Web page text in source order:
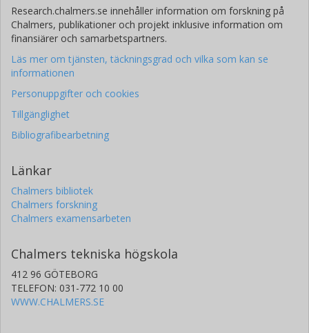
Research.chalmers.se innehåller information om forskning på
Chalmers, publikationer och projekt inklusive information om
finansiärer och samarbetspartners.
Läs mer om tjänsten, täckningsgrad och vilka som kan se
informationen
Personuppgifter och cookies
Tillgänglighet
Bibliografibearbetning
Länkar
Chalmers bibliotek
Chalmers forskning
Chalmers examensarbeten
Chalmers tekniska högskola
412 96 GÖTEBORG
TELEFON: 031-772 10 00
WWW.CHALMERS.SE